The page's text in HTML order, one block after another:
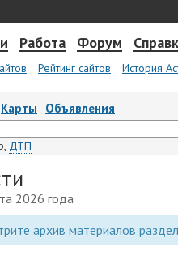
Работа Форум
Рейтинг сайтов История
Карты Объявления
ДТП
2026 года
архив материалов